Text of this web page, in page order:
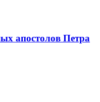
апостолов Петра